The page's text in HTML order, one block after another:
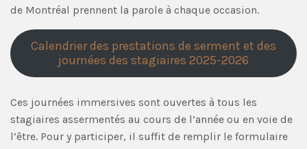
de Montréal prennent la parole à chaque occasion.
Calendrier des prestations de serment et des
journées des stagiaires 2025-2026
Ces journées immersives sont ouvertes à tous les
stagiaires assermentés au cours de l’année ou en voie de
l’être. Pour y participer, il suffit de remplir le formulaire